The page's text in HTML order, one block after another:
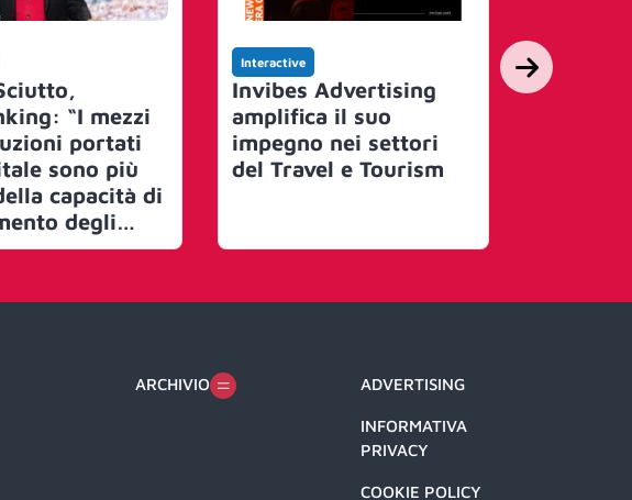
“I mezzi
portati
sono più
capacità di
degli
I
le
Interactive
Invibes Advertising
amplifica il suo
impegno nei settori
del Travel e Tourism
Interactive
Celonis
ARCHIVIO ADVERTISING
INFORMATIVA
PRIVACY
COOKIE POLICY